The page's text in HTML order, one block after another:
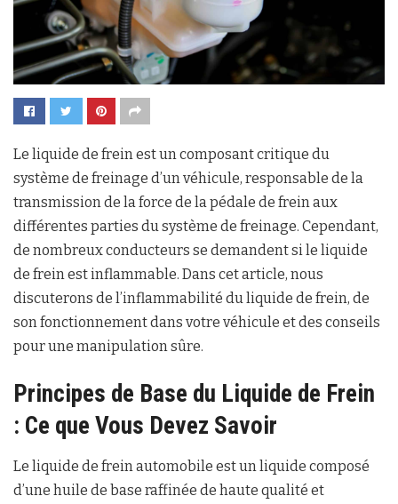
Le liquide de frein est un composant critique du
système de freinage d’un véhicule, responsable de la
transmission de la force de la pédale de frein aux
différentes parties du système de freinage. Cependant,
de nombreux conducteurs se demandent si le liquide
de frein est inflammable. Dans cet article, nous
discuterons de l’inflammabilité du liquide de frein, de
son fonctionnement dans votre véhicule et des conseils
pour une manipulation sûre.
Principes de Base du Liquide de Frein
: Ce que Vous Devez Savoir
Le liquide de frein automobile est un liquide composé
d’une huile de base raffinée de haute qualité et